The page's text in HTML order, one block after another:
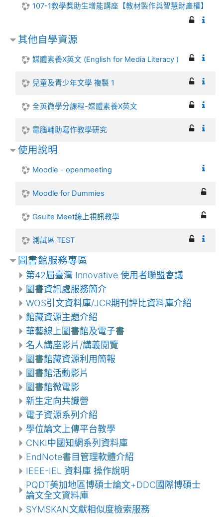
107-1教學獎助生增能講座【教材製作與智慧財產權】
其他自學資源
媒體素養X英文 (English for Media Literacy )
兒童及青少年文學 複製 1
全英微學分課程-媒體素養X英文
電腦輔助寫作教學研究
使用說明
Moodle - openmeeting
Moodle for Dummies
Gsuite Meet線上視訊教學
測試區 TEST
圖書館服務專區
第42屆臺灣 Innovative 使用者聯盟會議
圖書資訊處服務簡介
WOS引文資料庫/JCR期刊評比資料庫介紹
館藏資源主題介紹
華藝線上圖書館及電子書
名人講座影片/講義閱覽
圖書館藏資源利用簡報
圖書館活動影片
圖書館微電影
新生定向共識營
電子資源系列介紹
學位論文上傳平台教學
CNKI中國知網系列資料庫
EndNote書目管理軟體介紹
IEEE-IEL 資料庫 操作說明
PQDT美加地區博碩士論文+DDC國際博碩士
論文全文資料庫
SYMSKAN文獻相似度檢索服務